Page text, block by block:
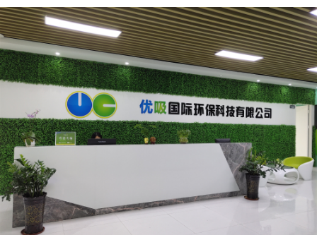
专利保护优势、双甲资质
企业（“室内环境净化治理
甲级施工资质”“室内环境
污染治理资质等级证
书”）、拥有多名高级《环
境工程高级工程师》室内
空气治理资格认证的治理
人员、掌握室内空气净化
治理实用技术和五项专利
技术、八项计算机软件著
作权登记证书等。研发实